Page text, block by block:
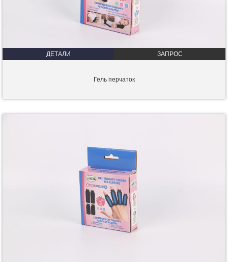
ДЕТАЛИ ЗАПРОС
Гель перчаток